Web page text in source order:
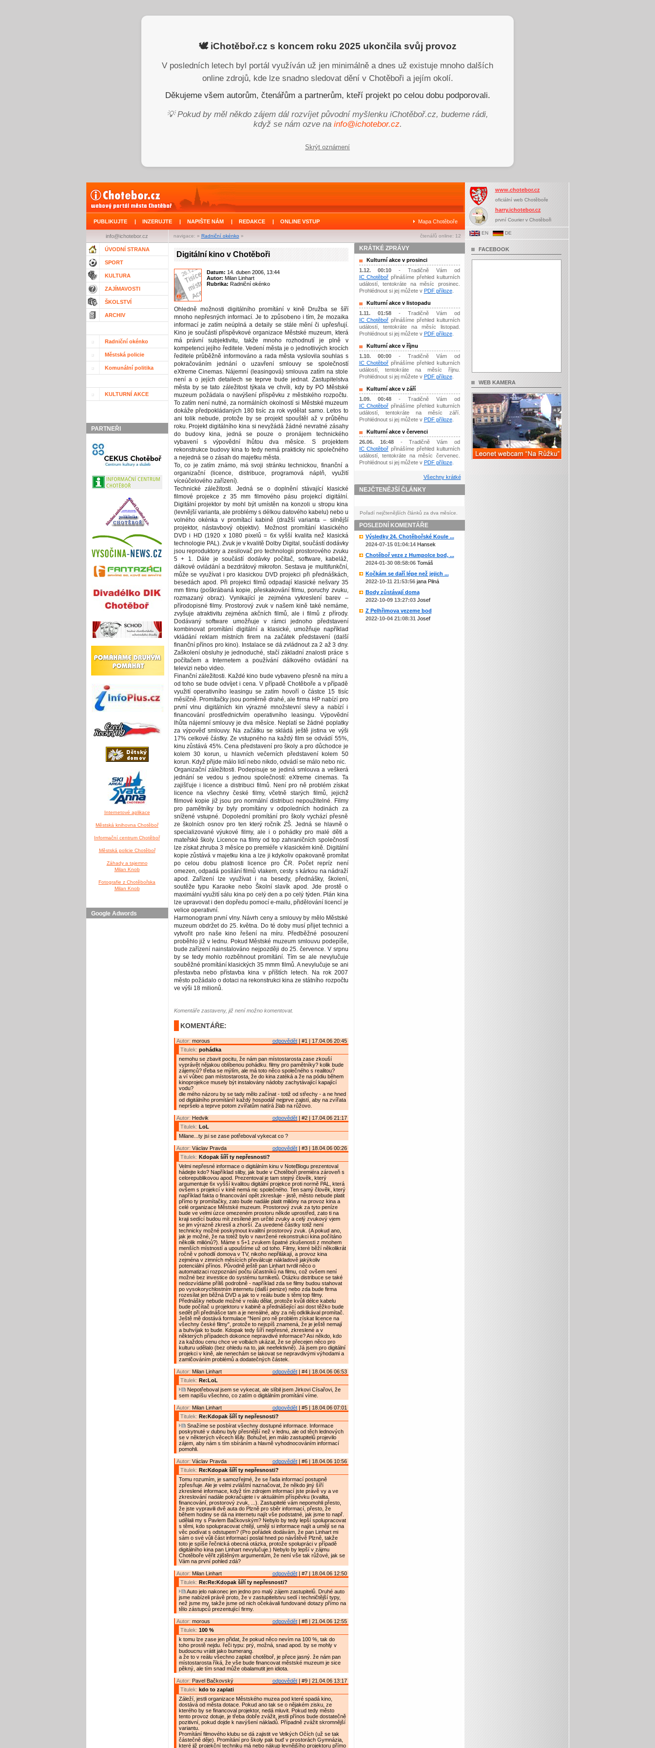
🕊️ iChotěboř.cz s koncem roku 2025 ukončila svůj provoz
V posledních letech byl portál využíván už jen minimálně a dnes už existuje mnoho dalších
online zdrojů, kde lze snadno sledovat dění v Chotěboři a jejím okolí.
Děkujeme všem autorům, čtenářům a partnerům, kteří projekt po celou dobu podporovali.
💡 Pokud by měl někdo zájem dál rozvíjet původní myšlenku iChotěboř.cz, budeme rádi,
když se nám ozve na info@ichotebor.cz.
Skrýt oznámení
PUBLIKUJTE | INZERUJTE | NAPIŠTE NÁM | REDAKCE | ONLINE VSTUP Mapa Chotěboře
navigace: » Radniční okénko » čtenářů online: 12
info@ichotebor.cz
ÚVODNÍ STRANA
SPORT
KULTURA
ZAJÍMAVOSTI
ŠKOLSTVÍ
ARCHIV
Radniční okénko
Městská policie
Komunální politika
KULTURNÍ AKCE
PARTNEŘI
Internetové aplikace
Městská knihovna Chotěboř
Informační centrum Chotěboř
Městská policie Chotěboř
Záhady a tajemno
Milan Knob
Fotografie z Chotěbořska
Milan Knob
Google Adwords
Digitální kino v Chotěboři
Datum: 14. duben 2006, 13:44
Autor: Milan Linhart
Rubrika: Radniční okénko
Ohledně možnosti digitálního promítání v kině Družba se šíří
mnoho nepřesných informací. Je to způsobeno i tím, že mozaika
informací je zatím neúplná a detaily se stále mění či upřesňují.
Kino je součástí příspěvkové organizace Městské muzeum, která
má právní subjektivitu, takže mnoho rozhodnutí je plně v
kompetenci jejího ředitele. Vedení města je o jednotlivých krocích
ředitele průběžně informováno a rada města vyslovila souhlas s
pokračováním jednání o uzavření smlouvy se společností
eXtreme Cinemas. Nájemní (leasingová) smlouva zatím na stole
není a o jejích detailech se teprve bude jednat. Zastupitelstva
města by se tato záležitost týkala ve chvíli, kdy by PO Městské
muzeum požádala o navýšení příspěvku z městského rozpočtu.
To zatím není nutné, za normálních okolností si Městské muzeum
dokáže předpokládaných 180 tisíc za rok vydělat samo. Letos to
ani tolik nebude, protože by se projekt spouštěl až v průběhu
roku. Projekt digitálního kina si nevyžádá žádné nevratné zásahy
do budovy kina, jedná se pouze o pronájem technického
vybavení s výpovědní lhůtou dva měsíce. S projektem
rekonstrukce budovy kina to tedy nemá prakticky nic společného
a nejedná se o zásah do majetku města.
To, co je zatím známo, má svoji stránku technickou, finanční a
organizační (licence, distribuce, programová náplň, využití
víceúčelového zařízení).
Technické záležitosti. Jedná se o doplnění stávající klasické
filmové projekce z 35 mm filmového pásu projekcí digitální.
Digitální projektor by mohl být umístěn na konzoli u stropu kina
(levnější varianta, ale problémy s délkou datového kabelu) nebo u
volného okénka v promítací kabině (dražší varianta – silnější
projektor, nástavbový objektiv). Možnost promítání klasického
DVD i HD (1920 x 1080 pixelů = 6x vyšší kvalita než klasická
technologie PAL). Zvuk je v kvalitě Dolby Digital, součástí dodávky
jsou reproduktory a zesilovač pro technologii prostorového zvuku
5 + 1. Dále je součástí dodávky počítač, software, kabeláž,
dálkové ovládání a bezdrátový mikrofon. Sestava je multifunkční,
může se využívat i pro klasickou DVD projekci při přednáškách,
besedách apod. Při projekci filmů odpadají klasické nešvary 35
mm filmu (poškrábaná kopie, přeskakování filmu, poruchy zvuku,
rozmazaný obraz). Vynikající je zejména vykreslení barev –
přírodopisné filmy. Prostorový zvuk v našem kině také nemáme,
zvyšuje atraktivitu zejména akčních filmů, ale i filmů z přírody.
Dodávaný software umožňuje v rámci jednoho představení
kombinovat promítání digitální a klasické, umožňuje například
vkládání reklam místních firem na začátek představení (další
finanční přínos pro kino). Instalace se dá zvládnout za 2 až 3 dny.
Zaškolení obsluhy je jednoduché, stačí základní znalosti práce s
počítačem a Internetem a používání dálkového ovládání na
televizi nebo video.
Finanční záležitosti. Každé kino bude vybaveno přesně na míru a
od toho se bude odvíjet i cena. V případě Chotěboře a v případě
využití operativního leasingu se zatím hovoří o částce 15 tisíc
měsíčně. Promítačky jsou poměrně drahé, ale firma HP nabízí pro
první vlnu digitálních kin výrazné množstevní slevy a nabízí i
financování prostřednictvím operativního leasingu. Výpovědní
lhůta nájemní smlouvy je dva měsíce. Neplatí se žádné poplatky
za výpověď smlouvy. Na začátku se skládá ještě jistina ve výši
17% celkové částky. Ze vstupného na každý film se odvádí 55%,
kinu zůstává 45%. Cena představení pro školy a pro důchodce je
kolem 30 korun, u hlavních večerních představení kolem 50
korun. Když přijde málo lidí nebo nikdo, odvádí se málo nebo nic.
Organizační záležitosti. Podepisuje se jediná smlouva a veškerá
jednání se vedou s jednou společností: eXtreme cinemas. Ta
zajišťuje i licence a distribuci filmů. Není pro ně problém získat
licence na všechny české filmy, včetně starých filmů, jejichž
filmové kopie již jsou pro normální distribuci nepoužitelné. Filmy
pro pamětníky by byly promítány v odpoledních hodinách za
snížené vstupné. Dopolední promítání pro školy vychází přesně
ze školních osnov pro ten který ročník ZŠ. Jedná se hlavně o
specializované výukové filmy, ale i o pohádky pro malé děti a
mateřské školy. Licence na filmy od top zahraničních společností
lze získat zhruba 3 měsíce po premiéře v klasickém kině. Digitální
kopie zůstává v majetku kina a lze ji kdykoliv opakovaně promítat
po celou dobu platnosti licence pro ČR. Počet repríz není
omezen, odpadá posílání filmů vlakem, cesty s kárkou na nádraží
apod. Zařízení lze využívat i na besedy, přednášky, školení,
soutěže typu Karaoke nebo Školní slavík apod. Jde prostě o
maximální využití sálu kina po celý den a po celý týden. Plán kina
lze upravovat i den dopředu pomocí e-mailu, přidělování licencí je
velice operativní.
Harmonogram první vlny. Návrh ceny a smlouvy by mělo Městské
muzeum obdržet do 25. května. Do té doby musí přijet technici a
vytvořit pro naše kino řešení na míru. Předběžné posouzení
proběhlo již v lednu. Pokud Městské muzeum smlouvu podepíše,
bude zařízení nainstalováno nejpozději do 25. července. V srpnu
by se tedy mohlo rozběhnout promítání. Tím se ale nevylučuje
souběžné promítání klasických 35 mmm filmů. A nevylučuje se ani
přestavba nebo přístavba kina v příštích letech. Na rok 2007
město požádalo o dotaci na rekonstrukci kina ze státního rozpočtu
ve výši 18 milionů.
Komentáře zastaveny, již není možno komentovat.
KOMENTÁŘE:
odpovědět| #1 | 17.04.06 20:45
Autor: morous
Titulek: pohádka
nemohu se zbavit pocitu, že nám pan místostarosta zase zkouší
vyprávět nějakou oblíbenou pohádku. filmy pro pamětníky? kolik bude
zájemců? třeba se mýlím, ale má toto něco společného s realitou?
a ví vůbec pan místostarosta, že do kina zatéká a že na pódiu během
kinoprojekce musely být instalovány nádoby zachytávající kapající
vodu?
dle mého názoru by se tady mělo začínat - totiž od střechy - a ne hned
od digitálního promítání! každý hospodář nejprve zajistí, aby na zvířata
nepršelo a teprve potom zvířatům natírá žlab na růžovo.
odpovědět| #2 | 17.04.06 21:17
Autor: Hedvik
Titulek: LoL
Milane...ty jsi se zase potřeboval vykecat co ?
odpovědět| #3 | 18.04.06 00:26
Autor: Václav Pravda
Titulek: Kdopak šíří ty nepřesnosti?
Velmi nepřesné informace o digitálním kinu v NoteBlogu prezentoval
hádejte kdo? Například sliby, jak bude v Chotěboři premiéra zároveň s
celorepublikovou apod. Prezentoval je tam stejný člověk, který
argumentuje 6x vyšší kvalitou digitální projekce proti normě PAL, která
ovšem s projekcí v kině nemá nic společného. Ten samý člověk, který
například fakta o financování opět zkresluje - jistě, město nebude platit
přímo ty promítačky, zato bude nadále platit milióny na provoz kina a
celé organizace Městské muzeum. Prostorový zvuk za tyto peníze
bude ve velmi úzce omezeném prostoru někde uprostřed, zato ti na
kraji sedící budou mít zesílené jen určité zvuky a celý zvukový vjem
se jim výrazně zkreslí a zhorší. Za uvedené částky totiž není
technicky možné poskytnout kvalitní prostorový zvuk. (A pokud ano,
jak je možné, že na totéž bylo v navržené rekonstrukci kina počítáno
několik miliónů?). Máme s 5+1 zvukem špatné zkušenosti z mnohem
menších místností a upouštíme už od toho. Filmy, které běží několikrát
ročně v pohodlí domova v TV, nikoho nepřilákají, a provoz kina
zejména v zimních měsících převálcuje nákladově jakýkoliv
potenciální přínos. Původně ještě pan Linhart tvrdil něco o
automatizaci rozpoznání počtu účastníků na filmu, což ovšem není
možné bez investice do systému turniketů. Otázku distribuce se také
nedozvídáme příliš podrobně - například zda se filmy budou stahovat
po vysokorychlostním internetu (další penize) nebo zda bude firma
rozesílat jen běžná DVD a jak to v reálu bude s těmi top filmy.
Přednášky nebude možné v reálu dělat, protože kvůli délce kabelu
bude počítač u projektoru v kabině a přednášející asi dost těžko bude
sedět při přednášce tam a je nereálné, aby za něj odklikával promítač.
Ještě mě dostává formulace "Není pro ně problém získat licence na
všechny české filmy", protože to nejspíš znamená, že je ještě nemají
a buhvíjak to bude. Kdopak tedy šíří nepřesné, zkreslené a v
některých případech dokonce nepravdivé informace? Asi někdo, kdo
za každou cenu chce ve volbách ukázat, že se přecejen něco pro
kulturu udělalo (bez ohledu na to, jak neefektivně). Já jsem pro digitální
projekci v kině, ale nenechám se lakovat se nepravdivými výhodami a
zamlčováním problémů a dodatečných částek.
odpovědět| #4 | 18.04.06 06:53
Autor: Milan Linhart
Titulek: Re:LoL
Nepotřeboval jsem se vykecat, ale slíbil jsem Jirkovi Císařovi, že
sem napíšu všechno, co zatím o digitálním promítání víme.
odpovědět| #5 | 18.04.06 07:01
Autor: Milan Linhart
Titulek: Re:Kdopak šíří ty nepřesnosti?
Snažíme se posbírat všechny dostupné informace. Informace
poskytnuté v dubnu byly přesnější než v lednu, ale od těch lednových
se v některých věcech lišily. Bohužel, jen málo zastupitelů projevilo
zájem, aby nám s tím sbíráním a hlavně vyhodnocováním informací
pomohli.
odpovědět| #6 | 18.04.06 10:56
Autor: Václav Pravda
Titulek: Re:Kdopak šíří ty nepřesnosti?
Tomu rozumím, je samozřejmé, že se řada informací postupně
zpřesňuje. Ale je velmi zvláštní naznačovat, že někdo jiný šíří
zkreslené informace, když tím zdrojem informací jste právě vy a ve
zkreslování nadále pokračujete i v aktuálním příspěvku (kvalita,
financování, prostorový zvuk, ...). Zastupitelé vám nepomohli přesto,
že jste vypravili dvě auta do Plzně pro sběr informací, přesto, že
během hodiny se dá na internetu najít vše podstatné, jak jsme to např.
udělali my s Pavlem Bačkovským? Nebylo by tedy lepší spolupracovat
s těmi, kdo spolupracovat chtějí, umějí si informace najít a umějí se na
věc podívat s odstupem? (Pro pořádek dodávám, že pan Linhart mi
sám o své vůli část informací poslal hned po návštěvě Plzně, takže
toto je spíše řečnická obecná otázka, protože spolupráci v případě
digitálního kina pan Linhart nevylučuje.) Nebylo by lepší v zájmu
Chotěboře věřit zjištěným argumentům, že není vše tak růžové, jak se
Vám na první pohled zdá?
odpovědět| #7 | 18.04.06 12:50
Autor: Milan Linhart
Titulek: Re:Re:Kdopak šíří ty nepřesnosti?
Auto jelo nakonec jen jedno pro malý zájem zastupitelů. Druhé auto
jsme nabízeli právě proto, že v zastupitelstvu sedí i techničtější typy,
než jsme my, takže jsme od nich očekávali fundované dotazy přímo na
tělo zástupců prezentující firmy.
odpovědět| #8 | 21.04.06 12:55
Autor: morous
Titulek: 100 %
k tomu lze zase jen přidat, že pokud něco nevím na 100 %, tak do
toho prostě nejdu. řeči typu: prý, možná, snad apod. by se mohly v
budoucnu vrátit jako bumerang.
a že to v reálu všechno zaplatí chotěboř, je přece jasný. že nám pan
místostarosta říká, že vše bude financovat městské muzeum je sice
pěkný, ale tím snad může obalamutit jen idiota.
odpovědět| #9 | 21.04.06 13:17
Autor: Pavel Bačkovský
Titulek: kdo to zaplati
Záleží, jestli organizace Městského muzea pod které spadá kino,
dostává od města dotace. Pokud ano tak se o nějakém zisku, ze
kterého by se financoval projektor, nedá mluvit. Pokud tedy město
tento provoz dotuje, je třeba dobře zvážit, jestli přínos bude dostatečně
pozitivní, pokud dojde k navýšení nákladů. Případně zvážit skromnější
variantu.
Promítání filmového klubu se dá zajistit ve Velkých Očích (už se tak
částečně děje). Promítání pro školy pak buď v prostorách Gymnázia,
které již projekční techniku má nebo nákup levnějšího projektoru přímo
KRÁTKÉ ZPRÁVY
Kulturní akce v prosinci
1.12. 00:10 - Tradičně Vám od
IC Chotěboř přinášíme přehled kulturních
událostí, tentokráte na měsíc prosinec.
Prohlédnout si jej můžete v PDF příloze.
Kulturní akce v listopadu
1.11. 01:58- Tradičně Vám od
IC Chotěboř přinášíme přehled kulturních
událostí, tentokráte na měsíc listopad.
Prohlédnout si jej můžete v PDF příloze.
Kulturní akce v říjnu
1.10. 00:00 - Tradičně Vám od
IC Chotěboř přinášíme přehled kulturních
událostí, tentokráte na měsíc říjnu.
Prohlédnout si jej můžete v PDF příloze.
Kulturní akce v září
1.09. 00:48 - Tradičně Vám od
IC Chotěboř přinášíme přehled kulturních
událostí, tentokráte na měsíc září.
Prohlédnout si jej můžete v PDF příloze.
Kulturní akce v červenci
26.06. 16:48 - Tradičně Vám od
IC Chotěboř přinášíme přehled kulturních
událostí, tentokráte na měsíc červenec.
Prohlédnout si jej můžete v PDF příloze.
Všechny krátké
NEJČTENĚJŠÍ ČLÁNKY
Pořadí nejčtenějších článků za dva měsíce.
POSLEDNÍ KOMENTÁŘE
Výsledky 24. Chotěbořské Koule ...
2024-07-15 01:04:14Hansek
Chotěboř veze z Humpolce bod, ...
2024-01-30 08:58:06Tomáš
Kočkám se daří lépe než jejich ...
2022-10-11 21:53:56jana Pilná
Body zůstávají doma
2022-10-09 13:27:03Josef
Z Pelhřimova vezeme bod
2022-10-04 21:08:31 Josef
www.chotebor.cz
oficiální web Chotěboře
harry.ichotebor.cz
první Courier v Chotěboři
EN DE
FACEBOOK
WEB KAMERA